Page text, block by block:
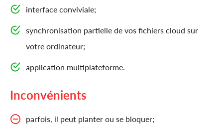
interface conviviale;
synchronisation partielle de vos fichiers cloud sur
votre ordinateur;
application multiplateforme.
Inconvénients
parfois, il peut planter ou se bloquer;